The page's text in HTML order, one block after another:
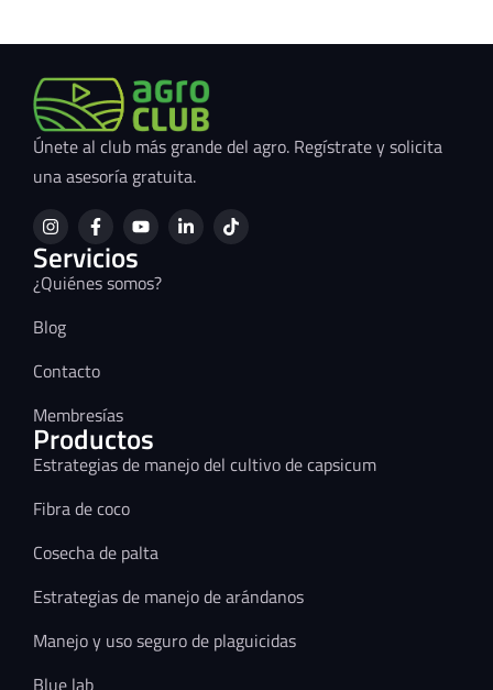
Únete al club más grande del agro. Regístrate y solicita
una asesoría gratuita.
Servicios
¿Quiénes somos?
Blog
Contacto
Membresías
Productos
Estrategias de manejo del cultivo de capsicum
Fibra de coco
Cosecha de palta
Estrategias de manejo de arándanos
Manejo y uso seguro de plaguicidas
Blue lab